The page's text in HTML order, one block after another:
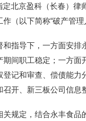
北京盈科（长春）律
（以下简称“破产管理
和指导下，一方面安
期间职工稳定；一方
登记和审查、偿债能力
开、新三板公司信息
规定，结合永丰食品